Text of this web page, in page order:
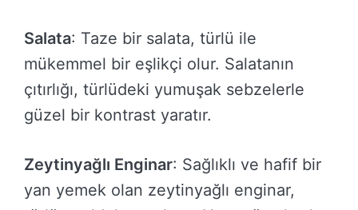
Salata: Taze bir salata, türlü ile
mükemmel bir eşlikçi olur. Salatanın
çıtırlığı, türlüdeki yumuşak sebzelerle
güzel bir kontrast yaratır.
Zeytinyağlı Enginar: Sağlıklı ve hafif bir
yan yemek olan zeytinyağlı enginar,